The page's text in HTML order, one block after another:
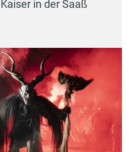
in der Saaß